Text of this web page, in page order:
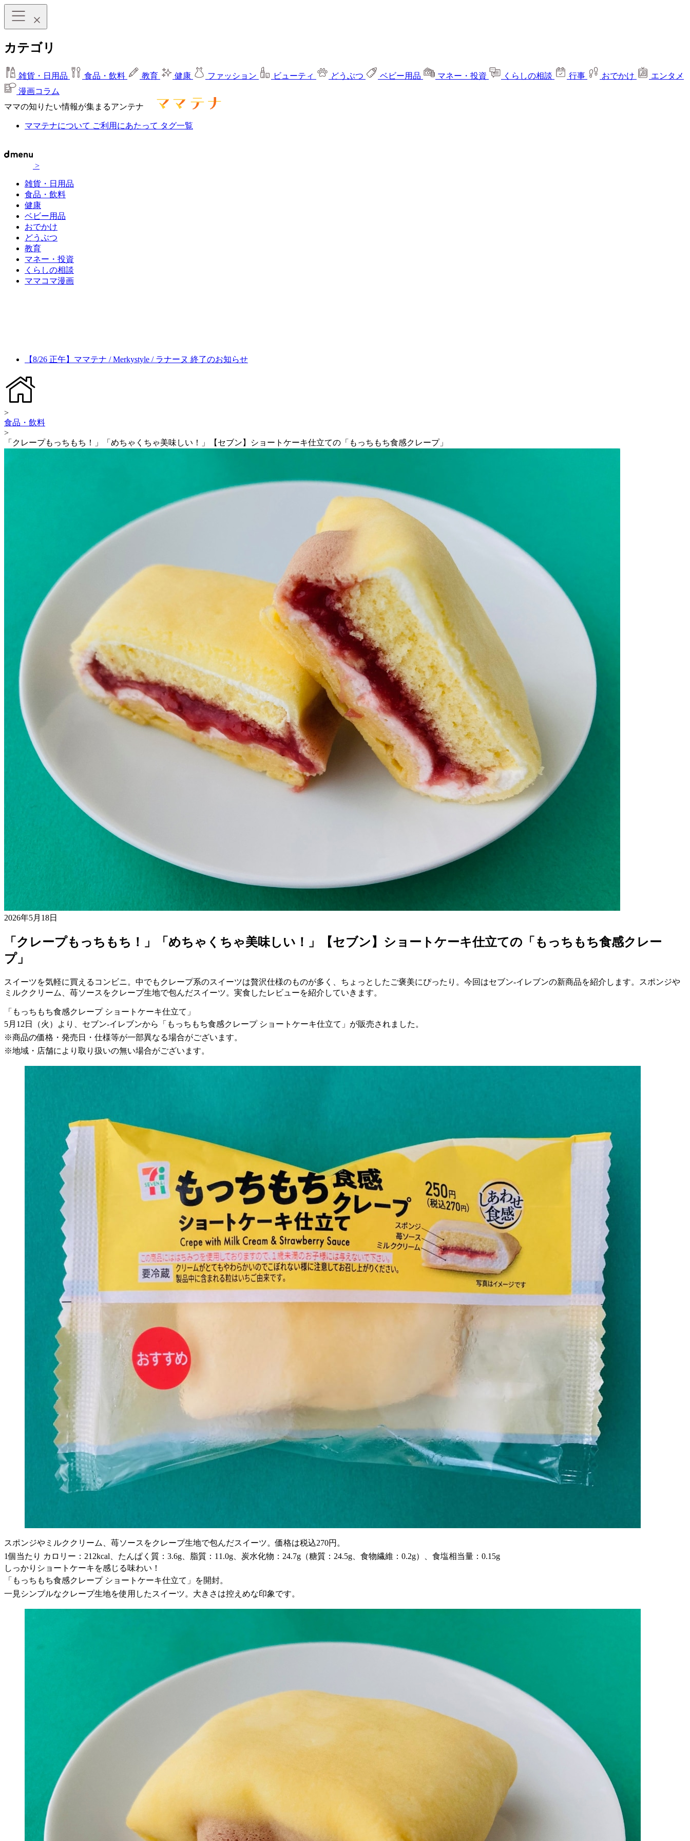
カテゴリ
雑貨・日用品 食品・飲料 教育 健康 ファッション ビューティ どうぶつ ベビー用品 マネー・投資 くらしの相談 行事 おでかけ
エンタメ
漫画コラム
ママの知りたい情報が集まるアンテナ
ママテナについて ご利用にあたって タグ一覧
>
雑貨・日用品
食品・飲料
健康
ベビー用品
おでかけ
どうぶつ
教育
マネー・投資
くらしの相談
ママコマ漫画
【8/26 正午】ママテナ / Merkystyle / ラナーヌ 終了のお知らせ
>
食品・飲料
>
「クレープもっちもち！」「めちゃくちゃ美味しい！」【セブン】ショートケーキ仕立ての「もっちもち食感クレープ」
2026年5月18日
「クレープもっちもち！」「めちゃくちゃ美味しい！」【セブン】ショートケーキ仕立ての「もっちもち食感クレー
プ」
スイーツを気軽に買えるコンビニ。中でもクレープ系のスイーツは贅沢仕様のものが多く、ちょっとしたご褒美にぴったり。今回はセブン-イレブンの新商品を紹介します。スポンジや
ミルククリーム、苺ソースをクレープ生地で包んだスイーツ。実食したレビューを紹介していきます。
「もっちもち食感クレープ ショートケーキ仕立て」
5月12日（火）より、セブン-イレブンから「もっちもち食感クレープ ショートケーキ仕立て」が販売されました。
※商品の価格・発売日・仕様等が一部異なる場合がございます。
※地域・店舗により取り扱いの無い場合がございます。
スポンジやミルククリーム、苺ソースをクレープ生地で包んだスイーツ。価格は税込270円。
1個当たり カロリー：212kcal、たんぱく質：3.6g、脂質：11.0g、炭水化物：24.7g（糖質：24.5g、食物繊維：0.2g）、食塩相当量：0.15g
しっかりショートケーキを感じる味わい！
「もっちもち食感クレープ ショートケーキ仕立て」を開封。
一見シンプルなクレープ生地を使用したスイーツ。大きさは控えめな印象です。